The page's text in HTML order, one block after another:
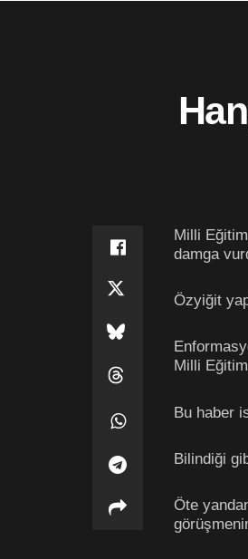
Milli
damga
Özyiğit
Milli
Bu haber
Bilindiği
Öte